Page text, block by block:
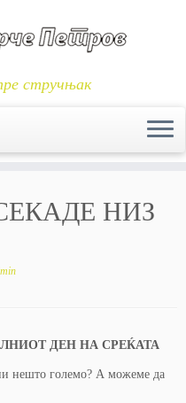
стручњак
НИЗ
ДЕН НА СРЕЌАТА
нешто големо? А можеме да